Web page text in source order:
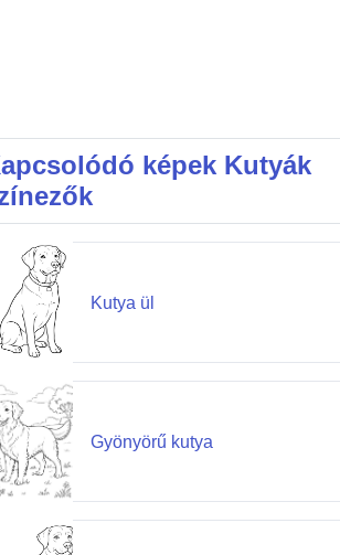
képek Kutyák
Kutya ül
Gyönyörű kutya